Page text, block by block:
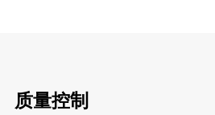
质量控制